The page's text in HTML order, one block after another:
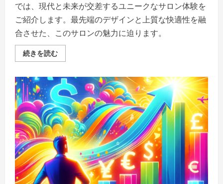
では、現代と未来が交差するユニークなサロン体験を
ご紹介します。最先端のデザインと上質な快適性を融
合させた、このサロンの魅力に迫ります。
続きを読むサ
ロ
ロ
ワ
イ
ヤ
ル：
伝
統
と
革
新
が
織
り
な
す